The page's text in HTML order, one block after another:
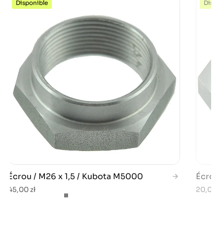
Disponible
Écrou / M26 x 1,5 / Kubota M5000
45,00 zł 20,00